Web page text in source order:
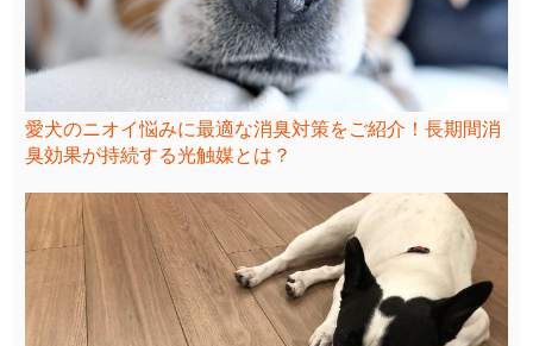
愛犬のニオイ悩みに最適な消臭対策をご紹介！長期間消
臭効果が持続する光触媒とは？